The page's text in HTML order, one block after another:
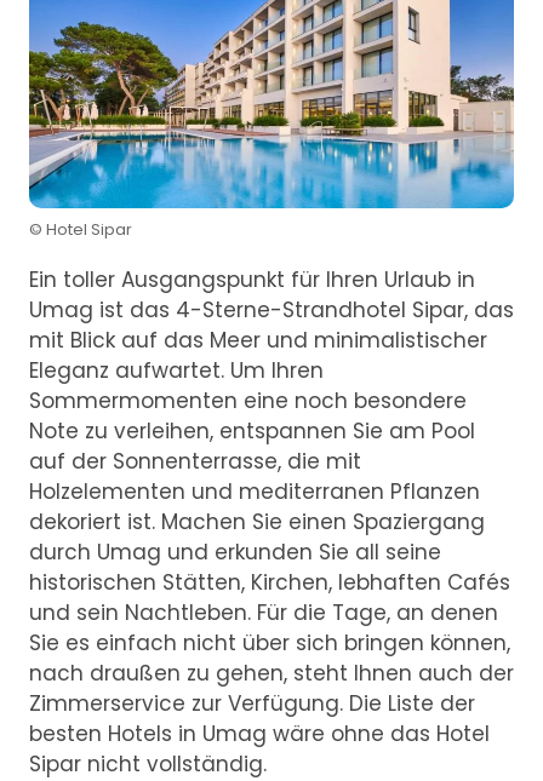
© Hotel Sipar
Ein toller Ausgangspunkt für Ihren Urlaub in
Umag ist das 4-Sterne-Strandhotel Sipar, das
mit Blick auf das Meer und minimalistischer
Eleganz aufwartet. Um Ihren
Sommermomenten eine noch besondere
Note zu verleihen, entspannen Sie am Pool
auf der Sonnenterrasse, die mit
Holzelementen und mediterranen Pflanzen
dekoriert ist. Machen Sie einen Spaziergang
durch Umag und erkunden Sie all seine
historischen Stätten, Kirchen, lebhaften Cafés
und sein Nachtleben. Für die Tage, an denen
Sie es einfach nicht über sich bringen können,
nach draußen zu gehen, steht Ihnen auch der
Zimmerservice zur Verfügung. Die Liste der
besten Hotels in Umag wäre ohne das Hotel
Sipar nicht vollständig.